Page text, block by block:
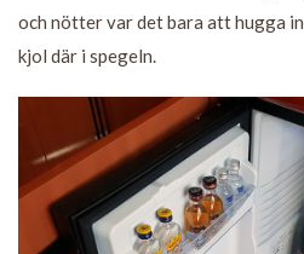
och nötter var det bara att hugga
kjol där i spegeln.